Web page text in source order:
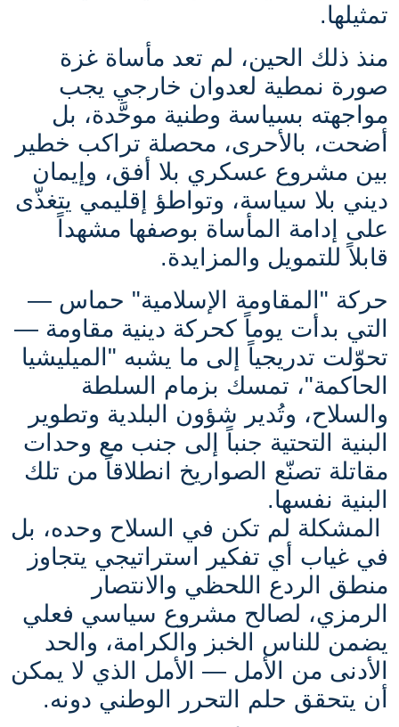
تمثيلها.
منذ ذلك الحين، لم تعد مأساة غزة
صورة نمطية لعدوان خارجي يجب
مواجهته بسياسة وطنية موحَّدة، بل
أضحت، بالأحرى، محصلة تراكب خطير
بين مشروع عسكري بلا أفق، وإيمان
ديني بلا سياسة، وتواطؤ إقليمي يتغذّى
على إدامة المأساة بوصفها مشهداً
قابلاً للتمويل والمزايدة.
حركة "المقاومة الإسلامية" حماس —
التي بدأت يوماً كحركة دينية مقاومة —
تحوّلت تدريجياً إلى ما يشبه "الميليشيا
الحاكمة"، تمسك بزمام السلطة
والسلاح، وتُدير شؤون البلدية وتطوير
البنية التحتية جنباً إلى جنب مع وحدات
مقاتلة تصنّع الصواريخ انطلاقاً من تلك
البنية نفسها.
المشكلة لم تكن في السلاح وحده، بل
في غياب أي تفكير استراتيجي يتجاوز
منطق الردع اللحظي والانتصار
الرمزي، لصالح مشروع سياسي فعلي
يضمن للناس الخبز والكرامة، والحد
الأدنى من الأمل — الأمل الذي لا يمكن
أن يتحقق حلم التحرر الوطني دونه.